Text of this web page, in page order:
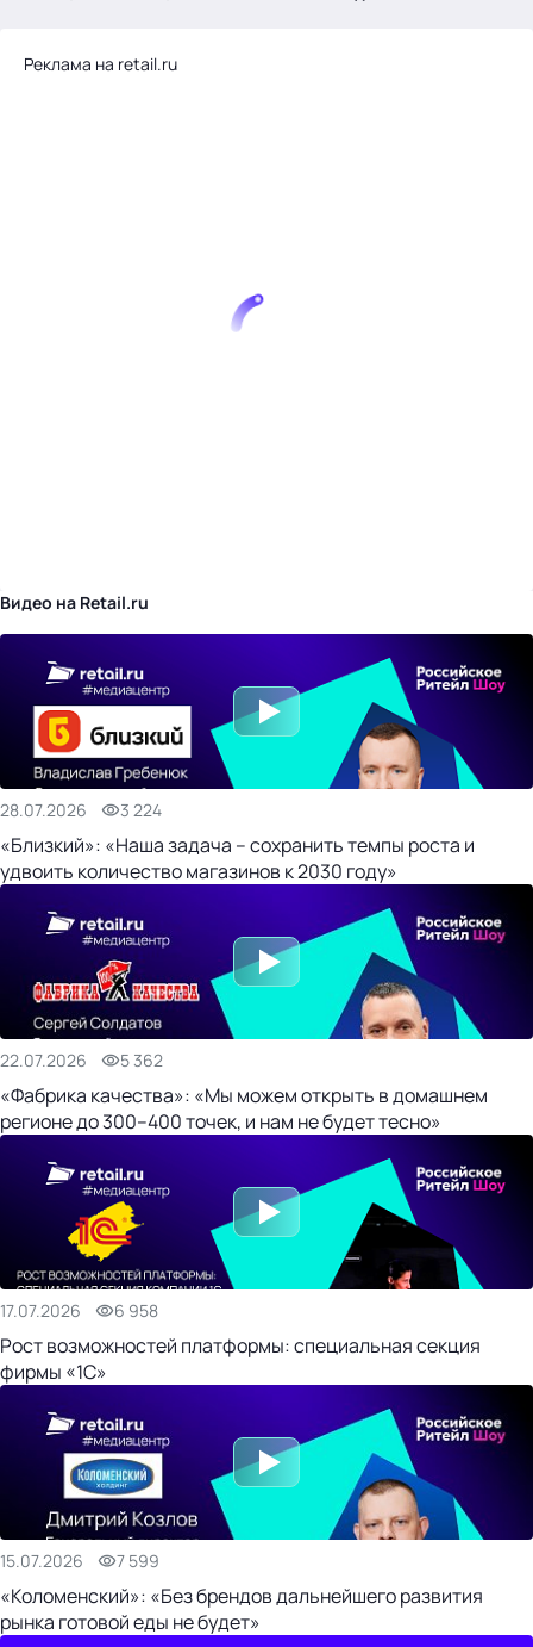
Реклама на retail.ru
Видео на Retail.ru
28.07.2026 3 224
«Близкий»: «Наша задача – сохранить темпы роста и
удвоить количество магазинов к 2030 году»
22.07.2026 5 362
«Фабрика качества»: «Мы можем открыть в домашнем
регионе до 300–400 точек, и нам не будет тесно»
17.07.2026 6 958
Рост возможностей платформы: специальная секция
фирмы «1С»
15.07.2026 7 599
«Коломенский»: «Без брендов дальнейшего развития
рынка готовой еды не будет»